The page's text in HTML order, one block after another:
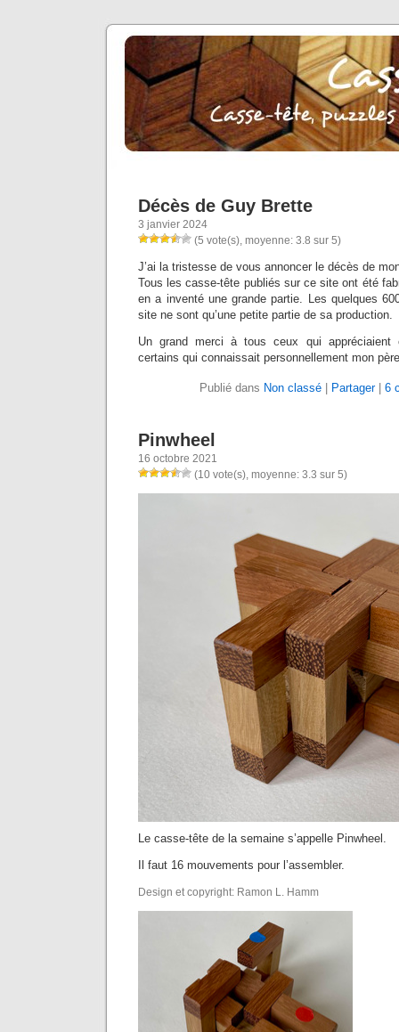
Décès de Guy Brette
3 janvier 2024
(5 vote(s), moyenne: 3.8 sur 5)
J’ai la tristesse de vous annoncer le décès de
Tous les casse-tête publiés sur ce site ont été
en a inventé une grande partie. Les quelques
site ne sont qu’une petite partie de sa production.
Un grand merci à tous ceux qui
certains qui connaissait personnellement mon
Publié dans Non classé Partager| 6
Pinwheel
16 octobre 2021
(10 vote(s), moyenne: 3.3 sur 5)
Le casse-tête de la semaine s’appelle Pinwheel.
Il faut 16 mouvements pour l’assembler.
Design et copyright: Ramon L. Hamm